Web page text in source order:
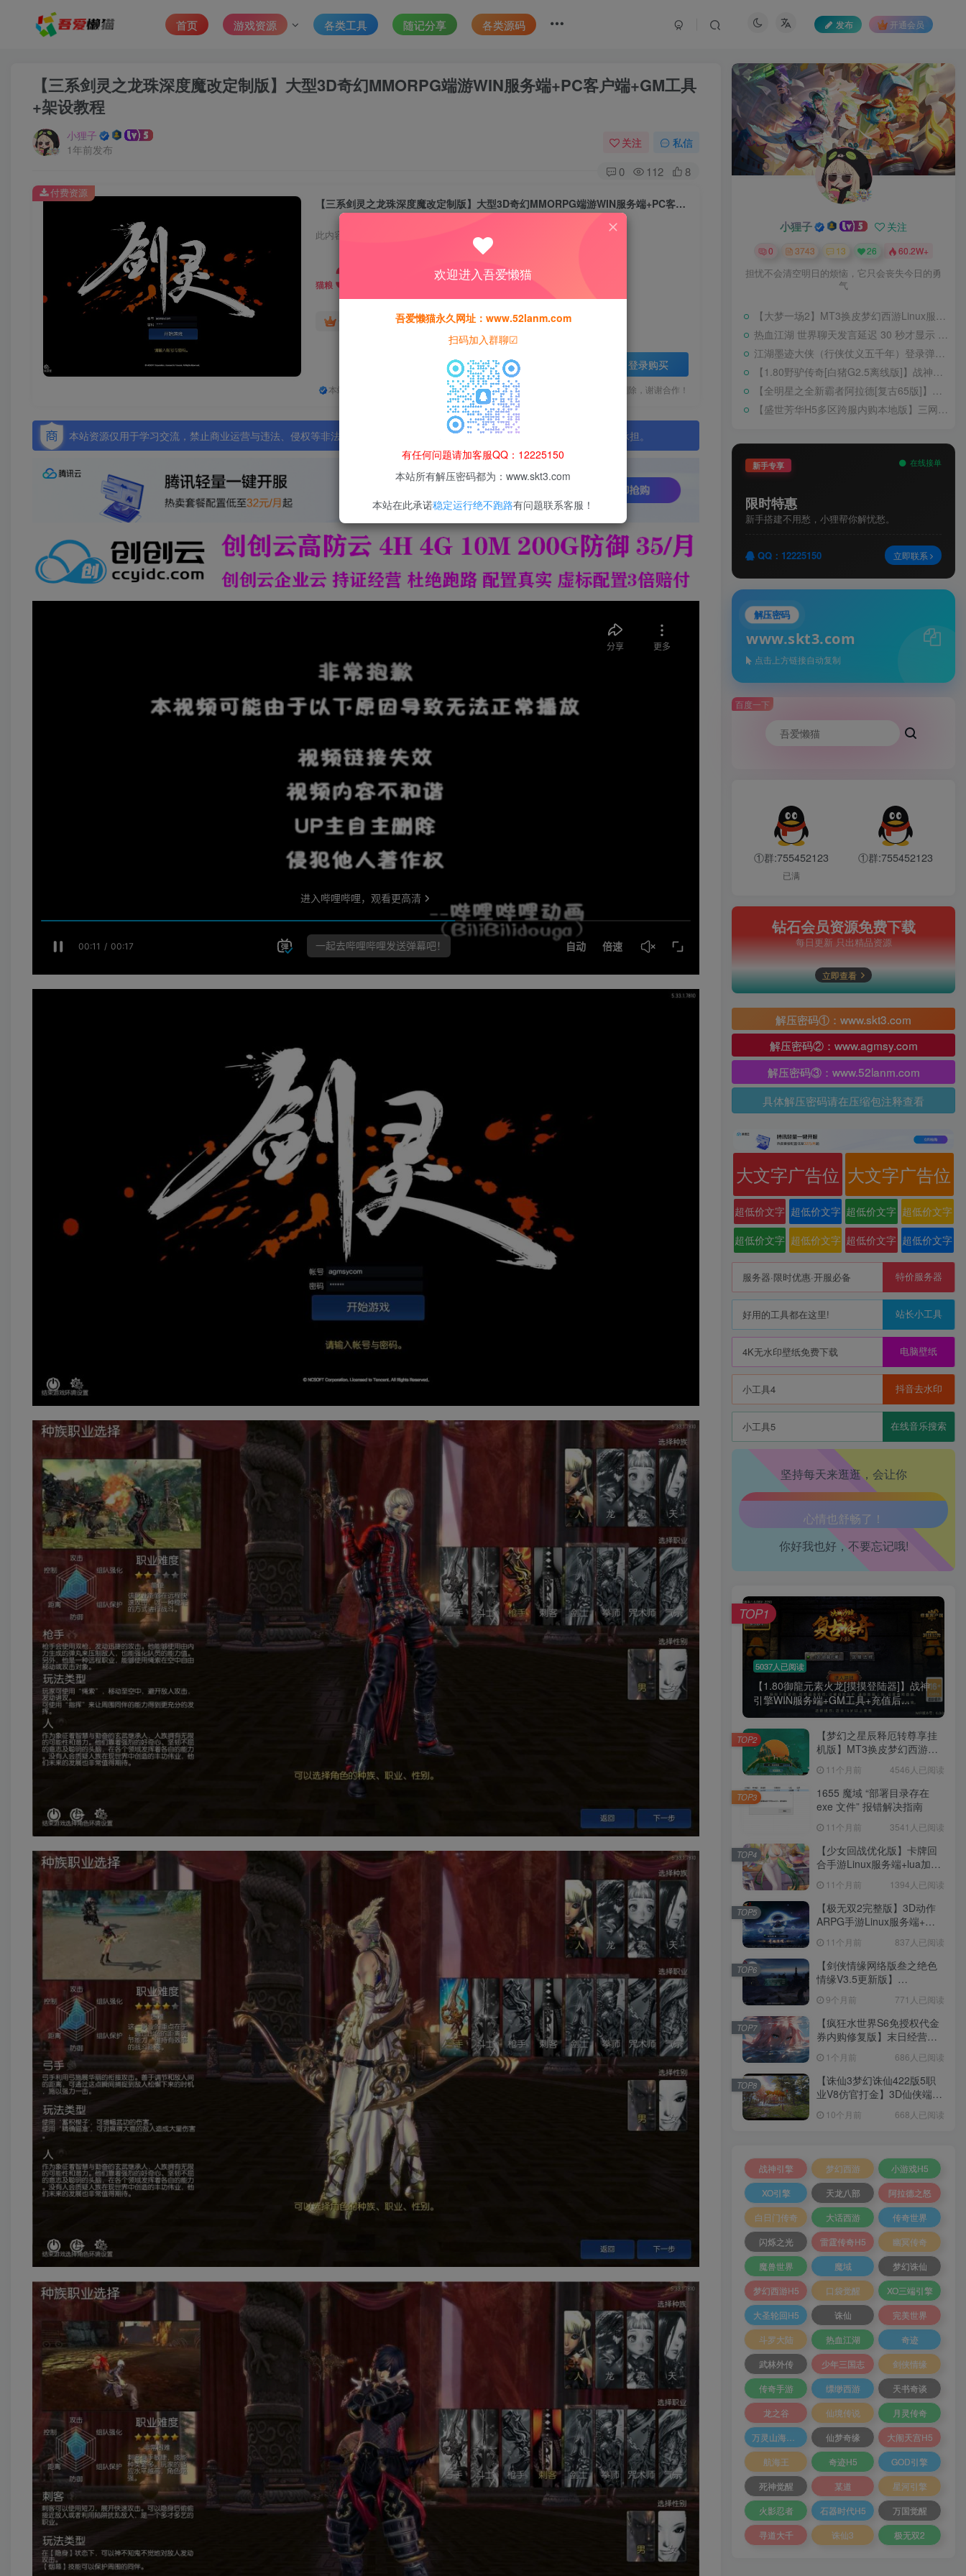
首页 游戏资源 各类工具 随记分享 各类源码 发布 开通会员
【三系剑灵之龙珠深度魔改定制版】大型3D奇幻MMORPG端游WIN服务端+PC客户端+GM工具
+架设教程
小狸子
1年前发布
关注 私信
0 112 8
【三系剑灵之龙珠深度魔改定制版】大型3D奇幻MMORPG端游WIN服务端+PC客户端+GM工具+架设教程
此内容为付费资源，请付费后查看
猫粮 30
黄金会员 15 钻石会员免费
登录购买
本站所有资源均为网络收集整理而来，仅供学习研究使用，请在下载后24h内删除，谢谢合作！
付费资源
本站资源仅用于学习交流，禁止商业运营与违法、侵权等非法行为；资源下载后请于 24 小时内删除，违规后果由使用者自行承担。
小狸子 关注
0 3743 13 26 60.2W+
担忧不会清空明日的烦恼，它只会丧失今日的勇
气
【大梦一场2】MT3换皮梦幻西游Linux服务端+GM后台+源码+双端+架设教程
热血江湖 世界聊天发言延迟 30 秒才显示 BUG 修复教程
江湖墨迹大侠（行侠仗义五千年）登录弹出 WELCOME 提示无法进游戏修复教程
【1.80野驴传奇[白猪G2.5离线版]】战神引擎WIN服务端+GM工具+充值后台+安卓+架设教程
【全明星之全新霸者阿拉德[复古65版]】横版闯关手游Linux服务端+配套表+WEB管理后台+GM授权后台+双端+架设教程
【盛世芳华H5多区跨服内购本地版】三网H5宫斗养成游戏Linux手工服务端+CDK授权后台+安卓+架设教程
新手专享 在线接单
限时特惠
新手搭建不用愁，小狸帮你解忧愁。
QQ：12225150 立即联系
解压密码
www.skt3.com
点击上方链接自动复制
百度一下
①群:755452123
已满
①群:755452123
钻石会员资源免费下载
每日更新 只出精品资源
立即查看
解压密码①：www.skt3.com
解压密码②：www.agmsy.com
解压密码③：www.52lanm.com
具体解压密码请在压缩包注释查看
大文字广告位 大文字广告位
超低价文字
广告位
超低价文字
广告位
超低价文字
广告位
超低价文字
广告位
超低价文字
广告位
超低价文字
广告位
超低价文字
广告位
超低价文字
广告位
服务器·限时优惠·开服必备 特价服务器
好用的工具都在这里! 站长小工具
4K无水印壁纸免费下载 电脑壁纸
小工具4 抖音去水印
小工具5 在线音乐搜索
坚持每天来逛逛，会让你
生活也美好了！
心情也舒畅了！
走路也有劲了！
腿也不痛了！
腰也不酸了！
工作也轻松了！
你好我也好，不要忘记哦!
5037人已阅读
【1.80御龍元素火龙[摸摸登陆器]】战神
引擎WIN服务端+GM工具+充值后...
TOP1
【梦幻之星辰释厄转尊享挂
机版】MT3换皮梦幻西游
+源码+架设教程
11个月前 4546人已阅读
TOP2
1655 魔域 “部署目录存在
exe 文件” 报错解决指南
11个月前 3541人已阅读
TOP3
【少女回战优化版】卡牌回
合手游Linux服务端+lua加解
权后台+安卓+架设教程
11个月前 1394人已阅读
TOP4
【极无双2完整版】3D动作
ARPG手游Linux服务端+全
+加解密工具+GM授权后台
+安卓+架设教程
11个月前 837人已阅读
TOP5
【剑侠情缘网络版叁之绝色
情缘V3.5更新版】
端+GM指令+PC客户端+架设
教程
9个月前 771人已阅读
TOP6
【疯狂水世界S6免授权代金
券内购修复版】末日经营生
工具+管理后台+CDK授权后
台+安卓+架设教程
1个月前 686人已阅读
TOP7
【诛仙3梦幻诛仙422版5职
业V8仿官打金】3D仙侠端游
工具+PC客户端+架设教程
10个月前 668人已阅读
TOP8
战神引擎 梦幻西游
小游戏H5
XO引擎
天龙八部
阿拉德之怒
白日门传奇
大话西游
传奇世界
闪烁之光
雷霆传奇H5
幽冥传奇
魔兽世界
魔域
梦幻诛仙
梦幻西游H5
口袋觉醒
XO三端引擎
大圣轮回H5
诛仙
完美世界
斗罗大陆
热血江湖
奇迹
武林外传
少年三国志
剑侠情缘
传奇手游
缥缈西游
天书奇谈
龙之谷
仙境传说
月灵传奇
仙梦奇缘
大闹天宫H5
航海王
奇迹H5
GOD引擎
死神觉醒
某道
星河引擎
火影忍者
石器时代H5
万国觉醒
寻道大千
诛仙3 极无双2
欢迎进入吾爱懒猫
吾爱懒猫永久网址：www.52lanm.com
扫码加入群聊☑
有任何问题请加客服QQ：12225150
本站所有解压密码都为：www.skt3.com
本站在此承诺稳定运行绝不跑路有问题联系客服！